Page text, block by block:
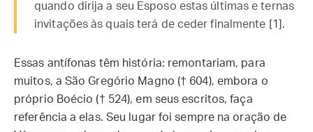
quando dirija a seu Esposo estas últimas e ternas
invitações às quais terá de ceder finalmente [1].
Essas antífonas têm história: remontariam, para
muitos, a São Gregório Magno († 604), embora o
próprio Boécio († 524), em seus escritos, faça
referência a elas. Seu lugar foi sempre na oração de